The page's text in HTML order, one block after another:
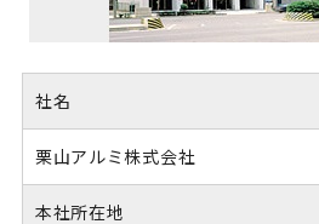
社名
栗山アルミ株式会社
本社所在地